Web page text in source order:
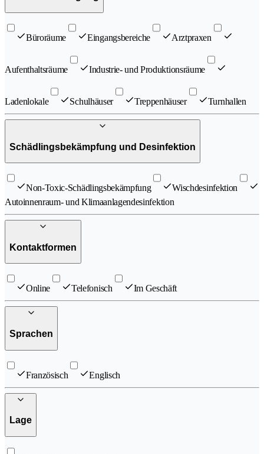
Büroräume Eingangsbereiche Arztpraxen
Aufenthaltsräume Industrie- und Produktionsräume
Ladenlokale Schulhäuser Treppenhäuser Turnhallen
Schädlingsbekämpfung und Desinfektion
Non-Toxic-Schädlingsbekämpfung
Wischdesinfektion
Autoinnenraum- und Klimaanlagendesinfektion
Kontaktformen
Online Telefonisch Im Geschäft
Sprachen
Französisch Englisch
Lage